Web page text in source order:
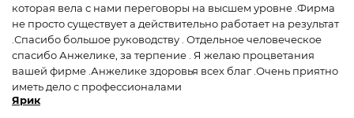
которая вела с нами переговоры на высшем уровне .Фирма
не просто существует а действительно работает на результат
.Спасибо большое руководству . Отдельное человеческое
спасибо Анжелике, за терпение . Я желаю процветания
вашей фирме .Анжелике здоровья всех благ .Очень приятно
иметь дело с профессионалами
Ярик